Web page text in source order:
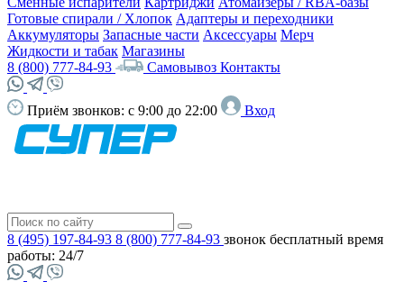
Готовые спирали / Хлопок Адаптеры и переходники
Аккумуляторы Запасные части Аксессуары Мерч
Жидкости и табак Магазины
8 (800) 777-84-93
Самовывоз Контакты
Приём звонков: с 9:00 до 22:00 Вход
8 (495) 197-84-93 8 (800) 777-84-93 звонок бесплатный время
работы: 24/7